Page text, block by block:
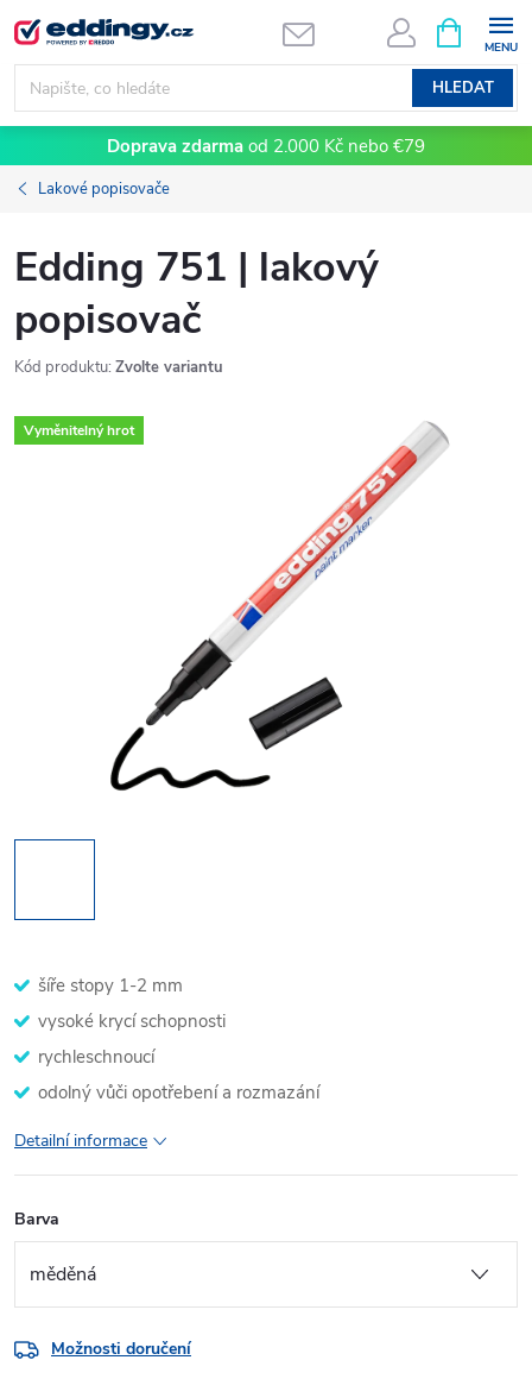
Přejít
na
obsah
HLEDAT
NÁKUPNÍ
KOŠÍK
Doprava zdarma od 2.000 Kč nebo €79
Lakové popisovače
Edding 751 | lakový
popisovač
Kód produktu: Zvolte variantu
Vyměnitelný hrot
šíře stopy 1-2 mm
vysoké krycí schopnosti
rychleschnoucí
odolný vůči opotřebení a rozmazání
Detailní informace
Barva
Možnosti doručení